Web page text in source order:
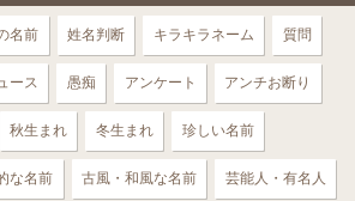
名前 姓名判断 キラキラネーム 質問
ース 愚痴 アンケート アンチお断り
秋生まれ 冬生まれ 珍しい名前
な名前 古風・和風な名前 芸能人・有名人